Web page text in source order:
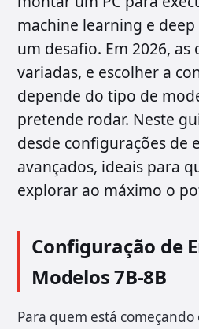
machine learning e
um desafio. Em 2026, as
variadas, e escolher a
depende do tipo de
pretende rodar. Neste
desde configurações de
avançados, ideais para
explorar ao máximo o
Configuração de
Modelos 7B-8B
Para quem está